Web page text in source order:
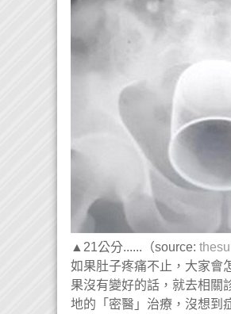
▲21公分......（source:
如果肚子疼痛不止，大家會
果沒有變好的話，就去相關
地的「密醫」治療，沒想到